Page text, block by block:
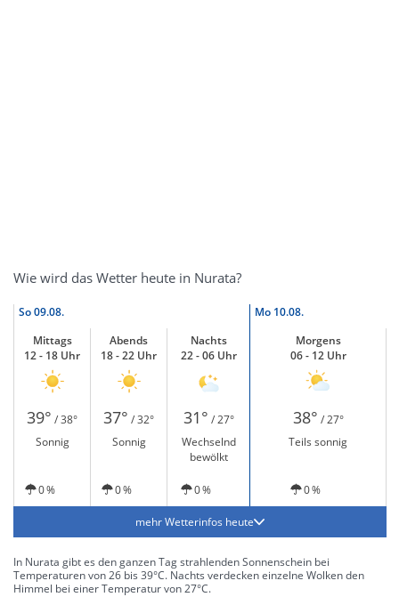
Wie wird das Wetter heute in Nurata?
So09.08. Mo 10.08.
Mittags
12 - 18 Uhr
Abends
18 - 22 Uhr
Nachts
22 - 06 Uhr
Morgens
06 - 12 Uhr
39° / 38° 37° / 32° 31° / 27° 38° / 27°
Sonnig
Sonnig
Wechselnd
bewölkt
Teils sonnig
0 % 0 % 0 % 0 %
mehr Wetterinfos heute
In Nurata gibt es den ganzen Tag strahlenden Sonnenschein bei
Temperaturen von 26 bis 39°C. Nachts verdecken einzelne Wolken den
Himmel bei einer Temperatur von 27°C.